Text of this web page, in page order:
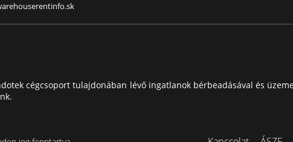
cégcsoport tulajdonában lévő ingatlanok bérbeadásával és